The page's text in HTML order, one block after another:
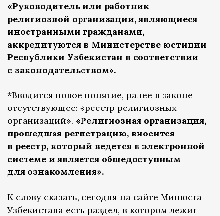
«Руководитель или работник
религиозной организации, являющиеся
иностранными гражданами,
аккредитуются в Министерстве юстиции
Республики Узбекистан в соответствии
с законодательством».
*Вводится новое понятие, ранее в законе
отсутствующее: «реестр религиозных
организаций». «Религиозная организация,
прошедшая регистрацию, вносится
в реестр, который ведется в электронной
системе и является общедоступным
для ознакомления».
К слову сказать, сегодня на сайте Минюста
Узбекистана есть раздел, в котором лежит